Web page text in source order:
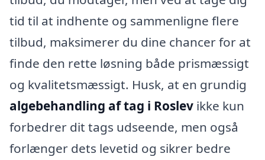
tid til at indhente og sammenligne flere
tilbud, maksimerer du dine chancer for at
finde den rette løsning både prismæssigt
og kvalitetsmæssigt. Husk, at en grundig
algebehandling af tag i Roslev ikke kun
forbedrer dit tags udseende, men også
forlænger dets levetid og sikrer bedre